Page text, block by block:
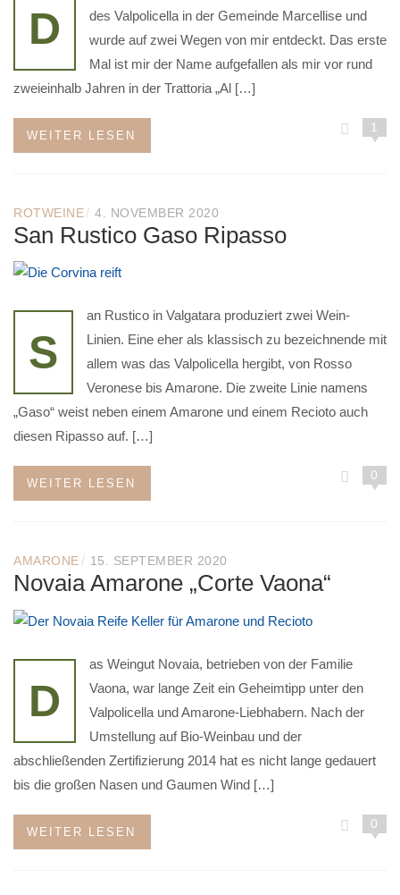
D
des Valpolicella in der Gemeinde Marcellise und
wurde auf zwei Wegen von mir entdeckt. Das erste
Mal ist mir der Name aufgefallen als mir vor rund
zweieinhalb Jahren in der Trattoria „Al […]
WEITER LESEN
1
ROTWEINE/ 4. NOVEMBER 2020
San Rustico Gaso Ripasso
S
an Rustico in Valgatara produziert zwei Wein-
Linien. Eine eher als klassisch zu bezeichnende mit
allem was das Valpolicella hergibt, von Rosso
Veronese bis Amarone. Die zweite Linie namens
„Gaso“ weist neben einem Amarone und einem Recioto auch
diesen Ripasso auf. […]
WEITER LESEN
0
AMARONE / 15. SEPTEMBER 2020
Novaia Amarone „Corte Vaona“
D
as Weingut Novaia, betrieben von der Familie
Vaona, war lange Zeit ein Geheimtipp unter den
Valpolicella und Amarone-Liebhabern. Nach der
Umstellung auf Bio-Weinbau und der
abschließenden Zertifizierung 2014 hat es nicht lange gedauert
bis die großen Nasen und Gaumen Wind […]
WEITER LESEN
0